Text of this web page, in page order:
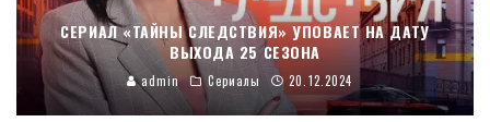
СЕРИАЛ «ТАЙНЫ СЛЕДСТВИЯ» УПОВАЕТ НА ДАТУ
ВЫХОДА 25 СЕЗОНА
admin Сериалы 20.12.2024